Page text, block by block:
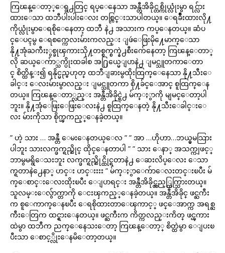
ကြၽန္ေတာ့္ေရွ႕တြင္ ရပ္ေနေသာ အန္တီအိခိုင္တစ္ကိုယ္လုံးမွာ ရင္လ်ား
ထားေသာ ထဘီပါးပါးေလး တစ္ကြင္းသာပါတယ္။ ေရခ်ိဳးထားလို႔
ကိုယ္လုံးမွာေရစိုေနေတာ့ ထဘီ နဲ႕ အသားက ကပ္ေနတယ္။ ဆံပ
င္ေပၚမွ ေရစက္ကေလးမ်ားကလည္း ျဖဴေဖြးမို႔ေမာက္ေသာ
နို႔အုံႀကီးႏွစ္ခုၾကားသို႔တစ္စက္စက္နဲ႕စီးက်ေနေတာ့ ကြၽန္ေတာ္
လို ဆယ္ေက်ာ္သက္ပိုးထခါစ အ႐ြယ္မေျပာနဲ႕ ျမင္သူတကာေတာ
င္ စိတ္ထိန္း၍ ရနိုင္မည္မဟုတ္ ထဘီျခားမွထိုးထြက္ေနေသာ နို႔သီးေ
ခါင္း ေလးမ်ားမွာလည္း ျမင္သူတကာ စို႔ခ်င္ေအာင္ စူထြက္ေန
တယ္။ ကြၽန္ေတာ္လည္း အန္တီအိခိုင္ရဲ႕ မ်က္ႏွာကို မျမင္ေတာ့ပါ
ဘူး။ နို႔အုံေဖြးေဖြးေလးနဲ႕ စူထြက္ေနတဲ့ နို႔သီးေခါင္းေ
လး မ်ားကိုသာ စိုက္ၾကည့္ေနခဲ့တယ္။
” ဟဲ့ သား … အန္တီ ေမးေနတယ္ေလ ” ” အာ …ဟိုဟာ…ဘယ္မွမသြား
ပါဘူး သားလက္ဖက္ရည္ဆိုင္ ထိုင္ေနတာပါ ” ” သား ေနာ္ အသက္ကျဖင့္
ဘာမွမရွိေသးဘူး လက္ဖက္ရည္ဆိုင္ထိုင္ရတာနဲ႕ ေဆးလိပ္ေလး ေသာ
က္ရတာနဲ႕ေနာ္ ဟင္း ဟင္းးးး ” မ်က္ႏွာေက်ာေလးတင္းၿပီး မ်
က္ေစာင္းေလးထိုးၿပီး ေျပာရင္း အန္တီအိခိုင္လွည့္ထြက္သြားတယ္။
သူလမ္းေလွ်ာက္တာကို ေငးၾကည့္ေနခဲ့တယ္။ အန္တီအိခိုင္ ဖင္ႀကီး
က စူေကာက္ေနၿပီး ေရစိုထားတာေၾကာင့္ ဖင္ေအာက္က အရစ္ႀ
ကီးေတြက ထင္ရွားေနတယ္။ ဖင္ႀကီးက ကိတ္ကလည္းကိတ္ ဖင္ၾကား
ထဲမွာ ထဘီက ညက္ေနေသးေတာ့ ကြၽန္ေတာ့္ စိတ္ထဲမွာ ေျပးၿ
ပီးသာ ေစာင့္လိုးေနမိေတာ့တယ္။